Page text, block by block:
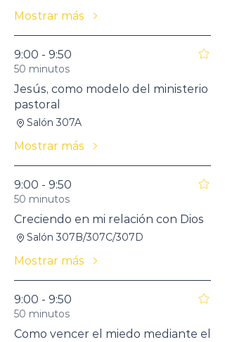
Mostrar más
9:00 - 9:50
50 minutos
Jesús, como modelo del ministerio
pastoral
Salón 307A
Mostrar más
9:00 - 9:50
50 minutos
Creciendo en mi relación con Dios
Salón 307B/307C/307D
Mostrar más
9:00 - 9:50
50 minutos
Como vencer el miedo mediante el